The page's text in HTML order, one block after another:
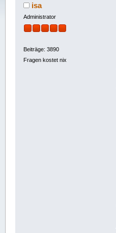
isa
Administrator
Beiträge: 3890
Fragen kostet nix